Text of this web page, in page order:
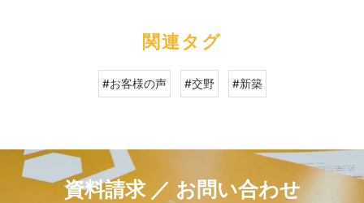
関連タグ
#お客様の声 #交野 #新築
資料請求 ／ お問い合わせ